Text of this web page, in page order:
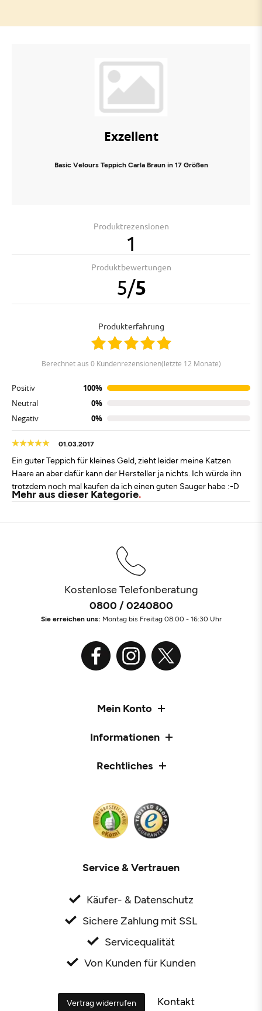
Exzellent
Basic Velours Teppich Carla Braun in 17 Größen
Produktrezensionen
1
Produktbewertungen
5/5
Produkterfahrung
berechnet aus 0 Kundenrezensionen(letzte 12 Monate)
Positiv
100%
Neutral
0%
Negativ
0%
01.03.2017
Ein guter Teppich für kleines Geld, zieht leider meine Katzen
Haare an aber dafür kann der Hersteller ja nichts. Ich würde ihn
trotzdem noch mal kaufen da ich einen guten Sauger habe :-D
Mehr aus dieser Kategorie
Kostenlose Telefonberatung
0800 / 0240800
Sie erreichen uns: Montag bis Freitag 08:00 - 16:30 Uhr
Mein Konto
Informationen
Rechtliches
Service & Vertrauen
Käufer- & Datenschutz
Sichere Zahlung mit SSL
Servicequalität
Von Kunden für Kunden
Vertrag widerrufen Kontakt